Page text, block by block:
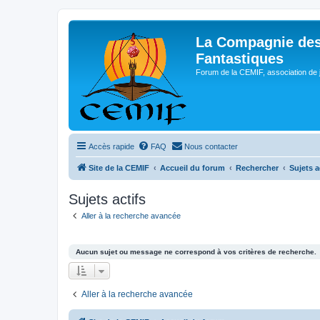
La Compagnie
Fantastiques
Forum de la CEMIF, association de
Accès rapide FAQ Nous contacter
Site de la CEMIF Accueil du forum Rechercher Sujets
Sujets actifs
Aller à la recherche avancée
Aucun sujet ou message ne correspond à vos critères de recherche.
Aller à la recherche avancée